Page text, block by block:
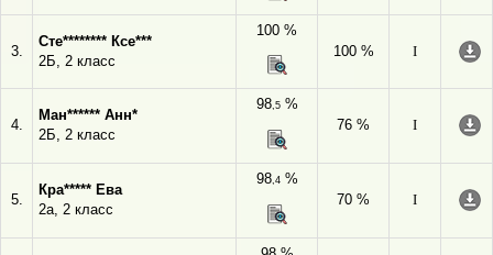
3.
Сте******** Ксе***
2Б, 2 класс
100 %
100 %
I
4.
Ман****** Анн*
2Б, 2 класс
98,5%
76 %
I
5.
Кра***** Ева
2а, 2 класс
98,4%
70 %
I